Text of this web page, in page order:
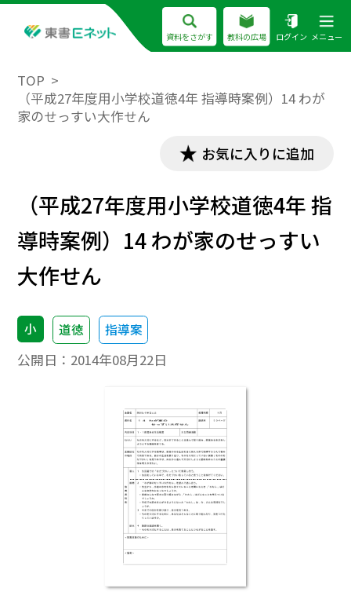
資料をさがす 教科の広場 ログイン メニュー
TOP
（平成27年度用小学校道徳4年 指導時案例）14 わが
家のせっすい大作せん
お気に入りに追加
（平成27年度用小学校道徳4年 指
導時案例）14 わが家のせっすい
大作せん
小 道徳 指導案
公開日： 2014年08月22日